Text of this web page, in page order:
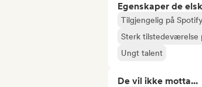
Egenskaper de
Tilgjengelig på Spotify
Sterk tilstedeværelse
Ungt talent
De vil ikke motta...